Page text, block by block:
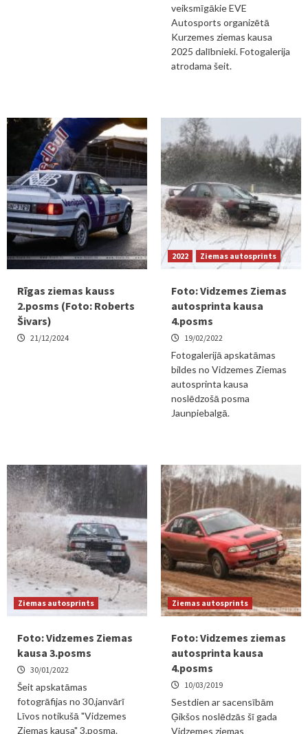
veiksmīgākie EVE
Autosports organizētā
Kurzemes ziemas kausa
2025 dalībnieki. Fotogalerija
atrodama šeit.
Rīgas ziemas kauss
2.posms (Foto: Roberts
Šivars)
21/12/2024
2022 Ziemas autosprints
Foto: Vidzemes Ziemas
autosprinta kausa
4.posms
19/02/2022
Fotogalerijā apskatāmas
bildes no Vidzemes Ziemas
autosprinta kausa
noslēdzošā posma
Jaunpiebalgā.
Ziemas autosprints
Foto: Vidzemes Ziemas
kausa 3.posms
30/01/2022
Šeit apskatāmas
fotogrāfijas no 30.janvārī
Līvos notikušā "Vidzemes
Ziemas kausa" 3.posma.
Ziemas autosprints
Foto: Vidzemes ziemas
autosprinta kausa
4.posms
10/03/2019
Sestdien ar sacensībām
Ģikšos noslēdzās šī gada
Vidzemes ziemas